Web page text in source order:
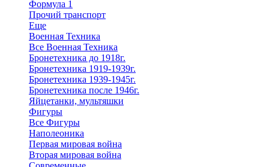
Формула 1
Прочий транспорт
Еще
Военная Техника
Все Военная Техника
Бронетехника до 1918г.
Бронетехника 1919-1939г.
Бронетехника 1939-1945г.
Бронетехника после 1946г.
Яйцетанки, мультяшки
Фигуры
Все Фигуры
Наполеоника
Первая мировая война
Вторая мировая война